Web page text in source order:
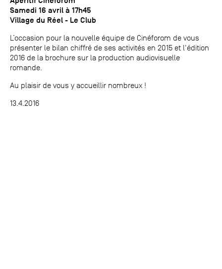
Samedi 16 avril à 17h45
Village du Réel - Le Club
L’occasion pour la nouvelle équipe de Cinéforom de vous
présenter le bilan chiffré de ses activités en 2015 et l'édition
2016 de la brochure sur la production audiovisuelle
romande.
Au plaisir de vous y accueillir nombreux !
13.4.2016